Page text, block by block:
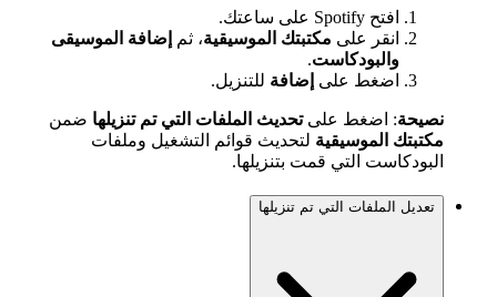
افتح Spotify على ساعتك.
انقر على مكتبتك الموسيقية، ثم إضافة الموسيقى
والبودكاست.
اضغط على إضافة للتنزيل.
نصيحة: اضغط علىتحديث الملفات التي تم تنزيلها ضمن
مكتبتك الموسيقية لتحديث قوائم التشغيل وملفات
البودكاست التي قمت بتنزيلها.
تعديل الملفات التي تم تنزيلها